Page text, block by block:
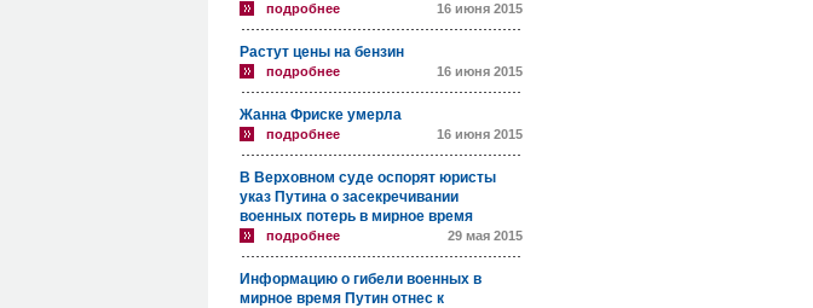
подробнее 16 июня 2015
Растут цены на бензин
подробнее 16 июня 2015
Жанна Фриске умерла
подробнее 16 июня 2015
В Верховном суде оспорят юристы
указ Путина о засекречивании
военных потерь в мирное время
подробнее 29 мая 2015
Информацию о гибели военных в
мирное время Путин отнес к